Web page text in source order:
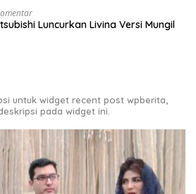
Luncurkan Livina Versi Mungil
untuk widget recent post wpberita,
pada widget ini.